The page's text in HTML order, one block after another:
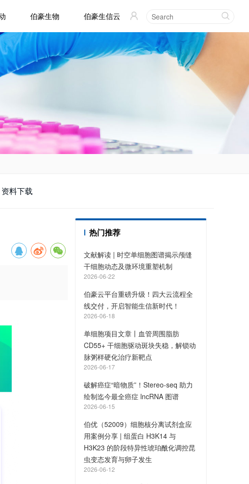
伯豪生物 伯豪生信云  
资料下载
热门推荐
文献解读 | 时空单细胞图谱揭示颅缝
干细胞动态及微环境重塑机制
2026-06-22
伯豪云平台重磅升级！四大云流程全
线交付，开启智能生信新时代！
2026-06-18
单细胞项目文章丨血管周围脂肪
CD55+ 干细胞驱动斑块失稳，解锁动
脉粥样硬化治疗新靶点
2026-06-17
破解癌症“暗物质”！Stereo-seq 助力
绘制迄今最全癌症 lncRNA 图谱
2026-06-15
伯优（52009）细胞核分离试剂盒应
用案例分享 | 组蛋白 H3K14 与
H3K23 的阶段特异性琥珀酰化调控昆
虫变态发育与卵子发生
2026-06-12